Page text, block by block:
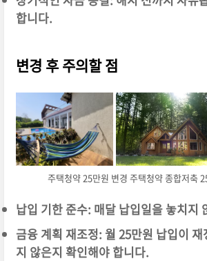
합니다.
변경 후 주의할 점
주택청약 25만원 변경 주택청약 종합저축
납입 기한 준수: 매달 납입일을 놓치지
금융 계획 재조정: 월 25만원 납입이
지 않은지 확인해야 합니다.